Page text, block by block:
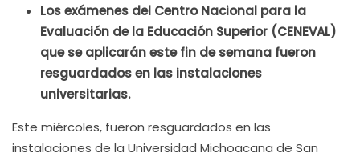
Los exámenes del Centro Nacional para la
Evaluación de la Educación Superior (CENEVAL)
que se aplicarán este fin de semana fueron
resguardados en las instalaciones
universitarias.
Este miércoles, fueron resguardados en las
instalaciones de la Universidad Michoacana de San